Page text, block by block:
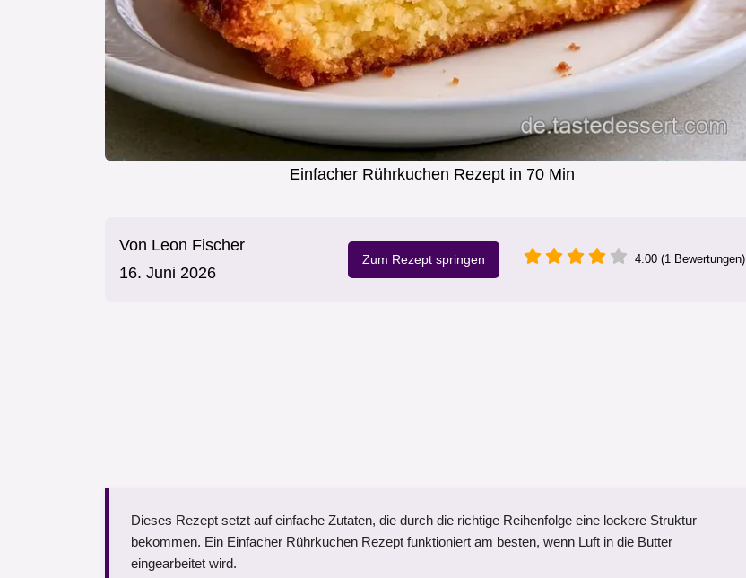
Einfacher Rührkuchen Rezept in 70 Min
Von Leon Fischer
16. Juni 2026
Zum Rezept springen 4.00 (1 Bewertungen)
Dieses Rezept setzt auf einfache Zutaten, die durch die richtige Reihenfolge eine lockere Struktur
bekommen. Ein Einfacher Rührkuchen Rezept funktioniert am besten, wenn Luft in die Butter
eingearbeitet wird.